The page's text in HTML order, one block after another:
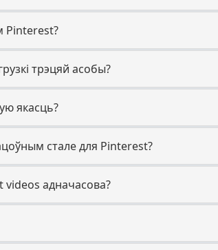
Pinterest?
трэцяй асобы?
якасць?
стале для Pinterest?
videos адначасова?